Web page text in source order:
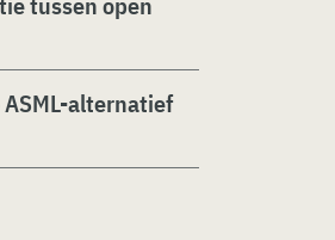
alternatief